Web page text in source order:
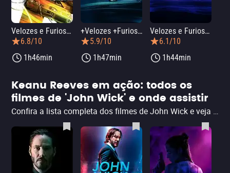
Velozes e Furiosos
6.8/10
1h46min
+Velozes +Furiosos
5.9/10
1h47min
Velozes e Furiosos: Desafio em Tóquio
6.1/10
1h44min
Keanu Reeves em ação: todos os
filmes de 'John Wick' e onde assistir
Confira a lista completa dos filmes de John Wick e veja onde assistir online à icônica saga de ação com Keanu Reeves – incluindo John Wick 4: Baba Yaga completo dublado e legendado. Ele se transformou em um dos maiores heróis de filmes de ação do cinema contemporâneo, iniciando uma verdadeira febre de Keanu Reeves na cultura pop. Reunimos aqui o primeiro longa-metragem e as sequências estreladas pelo personagem, incluindo o spin-off Bailarina com Ana de Armas, e onde você pode assisti-las.